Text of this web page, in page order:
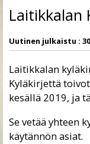
Laitikkalan
Uutinen julkaistu :
Laitikkalan
Kyläkirjettä
kesällä 2019, ja
Se vetää yhteen
käytännön asiat.